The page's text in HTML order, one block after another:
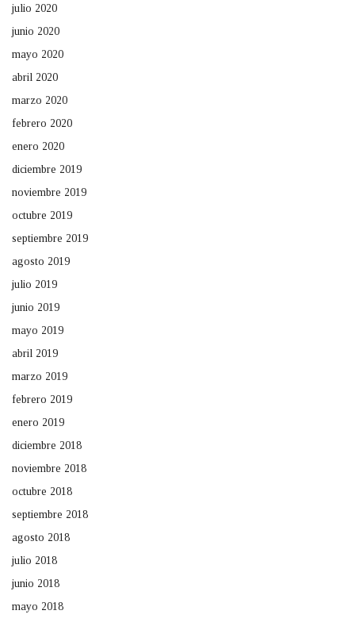
julio 2020
junio 2020
mayo 2020
abril 2020
marzo 2020
febrero 2020
enero 2020
diciembre 2019
noviembre 2019
octubre 2019
septiembre 2019
agosto 2019
julio 2019
junio 2019
mayo 2019
abril 2019
marzo 2019
febrero 2019
enero 2019
diciembre 2018
noviembre 2018
octubre 2018
septiembre 2018
agosto 2018
julio 2018
junio 2018
mayo 2018